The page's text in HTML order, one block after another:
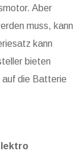
Aber
muss, kann
kann
bieten
auf die Batterie